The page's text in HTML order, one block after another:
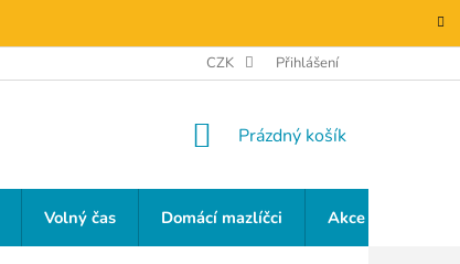
CZK Přihlášení
NÁKUPNÍ
Prázdný košík
Volný čas Domácí mazlíčci Akce a slevy